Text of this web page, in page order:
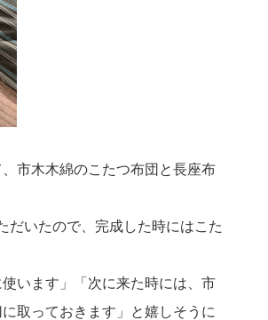
市木木綿のこたつ布団と長座布
だいたので、完成した時にはこた
います」「次に来た時には、市
取っておきます」と嬉しそうに